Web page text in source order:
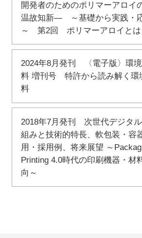
開発者のためのポリマーアロ
温故知新― ～基礎から実践・
～ 第2回 ポリマーアロイとは
2024年8月発刊 〈電子版〉環
料 増刊号 特許から読み解く環
料
2018年7月発刊 次世代デジタ
組みと技術的特長、軟包装・容
用・採用例、将来展望 ～
Printing 4.0時代の印刷機器・材
向～